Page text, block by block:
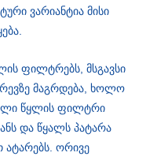
ვარიანტია მისი
ფილტრებს, მსგავსი
მაგრდება, ხოლო
წყლის ფილტრი
და წყალს პატარა
ატარებს. ორივე